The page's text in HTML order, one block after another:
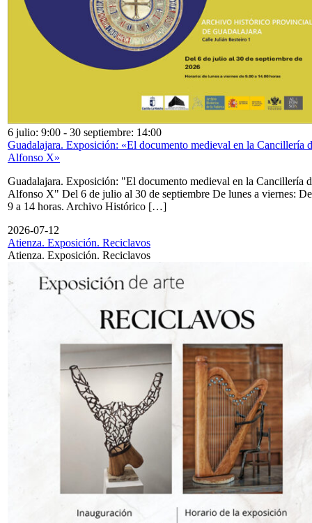
6 julio: 9:00 - 30 septiembre: 14:00
Guadalajara. Exposición: «El documento medieval en la Cancillería
Alfonso X»
Guadalajara. Exposición: "El documento medieval en la Cancillería
Alfonso X" Del 6 de julio al 30 de septiembre De lunes a viernes: De
9 a 14 horas. Archivo Histórico […]
2026-07-12
Atienza. Exposición. Reciclavos
Atienza. Exposición. Reciclavos